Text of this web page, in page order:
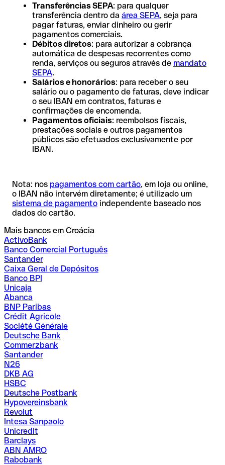
Transferências SEPA: para qualquer
transferência dentro da área SEPA, seja para
pagar faturas, enviar dinheiro ou gerir
pagamentos comerciais.
Débitos diretos: para autorizar a cobrança
automática de despesas recorrentes como
renda, serviços ou seguros através de mandato
SEPA.
Salários e honorários: para receber o seu
salário ou o pagamento de faturas, deve indicar
o seu IBAN em contratos, faturas e
confirmações de encomenda.
Pagamentos oficiais: reembolsos fiscais,
prestações sociais e outros pagamentos
públicos são efetuados exclusivamente por
IBAN.
Nota: nos pagamentos com cartão, em loja ou online,
o IBAN não intervém diretamente; é utilizado um
sistema de pagamento independente baseado nos
dados do cartão.
Mais bancos em Croácia
ActivoBank
Banco Comercial Português
Santander
Caixa Geral de Depósitos
Banco BPI
Unicaja
Abanca
BNP Paribas
Crédit Agricole
Société Générale
Deutsche Bank
Commerzbank
Santander
N26
DKB AG
HSBC
Deutsche Postbank
Hypovereinsbank
Revolut
Intesa Sanpaolo
Unicredit
Barclays
ABN AMRO
Rabobank